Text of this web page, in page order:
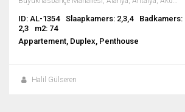
ID: AL-1354 Slaapkamers: 2,3,4
Badkamers:
2,3
m2: 74
Appartement, Duplex, Penthouse
Halil Gülseren